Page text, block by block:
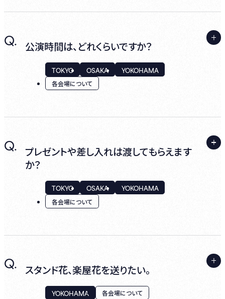
A.
各店舗のエントランス付近にご用意しておりま
す。
ただし、ご貴重品はお客様のお手元での管理
をお願いいたします。
Q. 公演時間は、どれくらいですか？
TOKYO OSAKA YOKOHAMA
各会場について
1ショー 約60～90分を予定しております。
Q.
プレゼントや差し入れは渡してもらえます
か？
TOKYO OSAKA YOKOHAMA
各会場について
公演により、お受け取りできない場合がござ
います。事前に、各公演の詳細ページをご確認
ください。
Q. スタンド花、楽屋花を送りたい。
YOKOHAMA 各会場について